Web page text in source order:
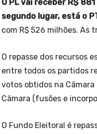
O PL vai receber R$
segundo lugar, está o
com R$ 526 milhões. As
O repasse dos recursos
entre todos os partidos
votos obtidos na
Câmara (fusões e
O Fundo Eleitoral é